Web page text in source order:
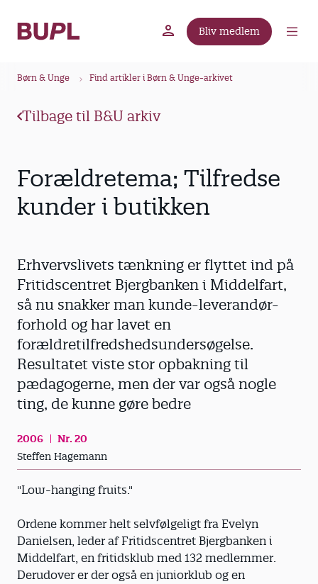
Bliv medlem
Børn & Unge Find artikler i Børn & Unge-arkivet
Tilbage til B&U arkiv
Forældretema; Tilfredse
kunder i butikken
Erhvervslivets tænkning er flyttet ind på
Fritidscentret Bjergbanken i Middelfart,
så nu snakker man kunde-leverandør-
forhold og har lavet en
forældretilfredshedsundersøgelse.
Resultatet viste stor opbakning til
pædagogerne, men der var også nogle
ting, de kunne gøre bedre
2006
Nr. 20
Steffen Hagemann
"Low-hanging fruits."
Ordene kommer helt selvfølgeligt fra Evelyn
Danielsen, leder af Fritidscentret Bjergbanken i
Middelfart, en fritidsklub med 132 medlemmer.
Derudover er der også en juniorklub og en